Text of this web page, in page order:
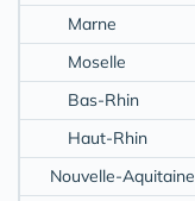
Marne
Moselle
Bas-Rhin
Haut-Rhin
Nouvelle-Aquitaine